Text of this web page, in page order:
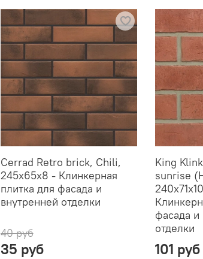
Cerrad Retro brick, Chili,
245x65x8 - Клинкерная
плитка для фасада и
внутренней отделки
40 руб
35 руб
King
sunrise
фасада и
отделки
101 руб